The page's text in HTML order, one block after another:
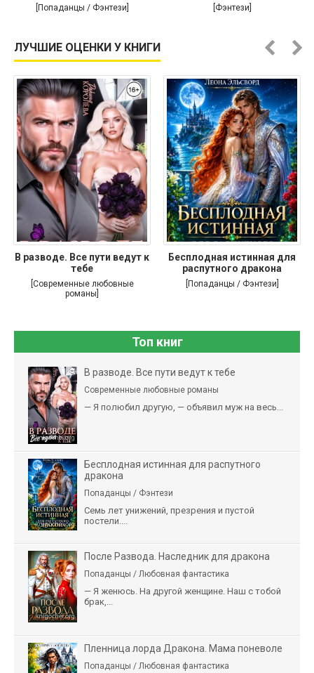
[Попаданцы / Фэнтези] [Фэнтези]
ЛУЧШИЕ ОЦЕНКИ У КНИГИ
В разводе. Все пути ведут к
тебе
[Современные любовные
романы]
Бесплодная истинная для
распутного дракона
[Попаданцы / Фэнтези]
Топ книг
В разводе. Все пути ведут к тебе
Современные любовные романы
— Я полюбил другую, — объявил муж на весь...
Бесплодная истинная для распутного
дракона
Попаданцы / Фэнтези
Семь лет унижений, презрения и пустой
постели....
После Развода. Наследник для дракона
Попаданцы / Любовная фантастика
— Я женюсь. На другой женщине. Наш с тобой
брак,...
Пленница лорда Дракона. Мама поневоле
Попаданцы / Любовная фантастика